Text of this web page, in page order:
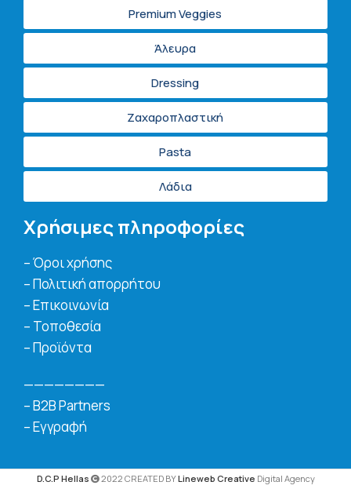
Premium Veggies
Άλευρα
Dressing
Ζαχαροπλαστική
Pasta
Λάδια
Χρήσιμες πληροφορίες
– Όροι χρήσης
– Πολιτική απορρήτου
– Επικοινωνία
– Τοποθεσία
– Προϊόντα
————————
– B2B Partners
– Εγγραφή
D.C.P Hellas 2022 CREATED BYLineweb Creative Digital Agency